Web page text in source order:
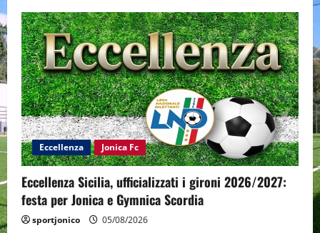
Eccellenza Jonica Fc
Eccellenza Sicilia, ufficializzati i gironi 2026/2027:
festa per Jonica e Gymnica Scordia
sportjonico 05/08/2026